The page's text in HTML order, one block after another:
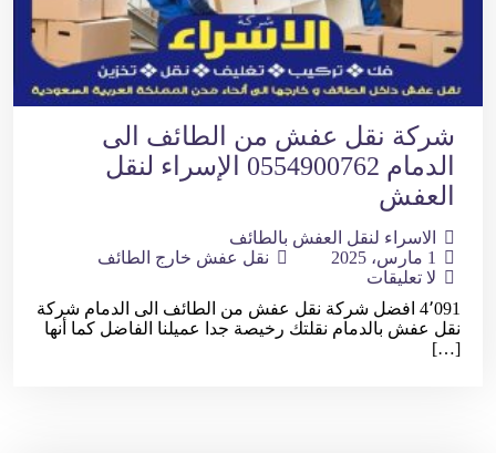
شركة نقل عفش من الطائف الى
الدمام 0554900762 الإسراء لنقل
العفش
الاسراء لنقل العفش بالطائف
1 مارس، 2025
نقل عفش خارج الطائف
لا تعليقات
4٬091 افضل شركة نقل عفش من الطائف الى الدمام شركة
نقل عفش بالدمام نقلتك رخيصة جدا عميلنا الفاضل كما أنها
[…]